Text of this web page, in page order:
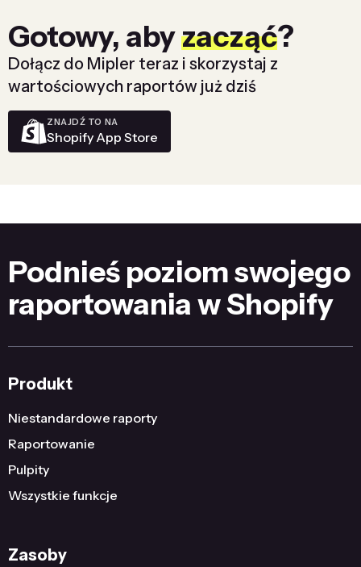
Gotowy, abyzacząć?
Dołącz do Mipler teraz i skorzystaj z
wartościowych raportów już dziś
ZNAJDŹ TO NA
Shopify App Store
Podnieś poziom swojego
raportowania w Shopify
Produkt
Niestandardowe raporty
Raportowanie
Pulpity
Wszystkie funkcje
Zasoby